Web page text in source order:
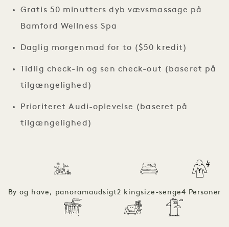
Gratis 50 minutters dyb vævsmassage på
Bamford Wellness Spa
Daglig morgenmad for to ($50 kredit)
Tidlig check-in og sen check-out (baseret på
tilgængelighed)
Prioriteret Audi-oplevelse (baseret på
tilgængelighed)
By og have, panoramaudsigt2 kingsize-senge4 Personer